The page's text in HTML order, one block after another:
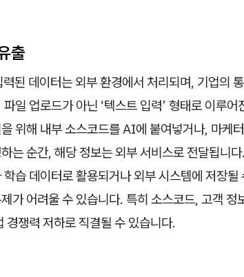
출
된 데이터는 외부 환경에서 처리되며, 기업의
일 업로드가 아닌 ‘텍스트 입력’ 형태로 이루
위해 내부 소스코드를 AI에 붙여넣거나, 마케
는 순간, 해당 정보는 외부 서비스로 전달됩니
학습 데이터로 활용되거나 외부 시스템에 저장
가 어려울 수 있습니다. 특히 소스코드, 고객 정
경쟁력 저하로 직결될 수 있습니다.